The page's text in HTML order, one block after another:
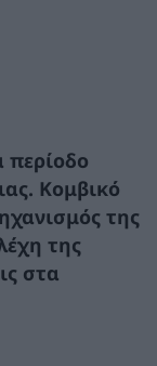
περίοδο
Κομβικό
της
της
στα